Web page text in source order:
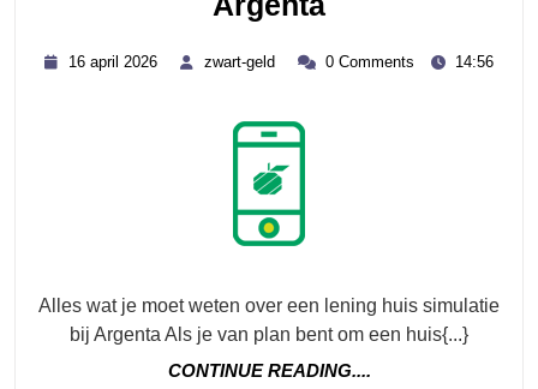
Van
Argenta
16 april 2026 zwart-geld
zwart- 0 Comments 14:56
Alles wat je moet weten over een lening huis simulatie
bij Argenta Als je van plan bent om een huis{...}
CONTINUE READING....